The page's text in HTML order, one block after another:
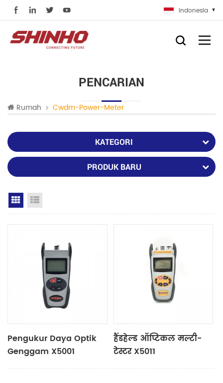
Indonesia
PENCARIAN
Rumah Cwdm-Power-Meter
KATEGORI
PRODUK BARU
Grid View
Pengukur Daya Optik
Genggam X5001
हैंडहेल्ड ऑप्टिकल मल्टी-
टेस्टर X5011